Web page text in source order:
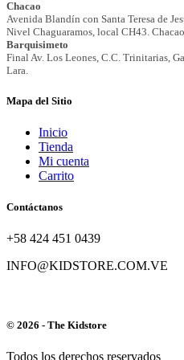
Mapa del Sitio
Inicio
Tienda
Mi cuenta
Carrito
Contáctanos
+58 424 451 0439
INFO@KIDSTORE.COM.VE
© 2026 - The Kidstore
Todos los derechos reservados